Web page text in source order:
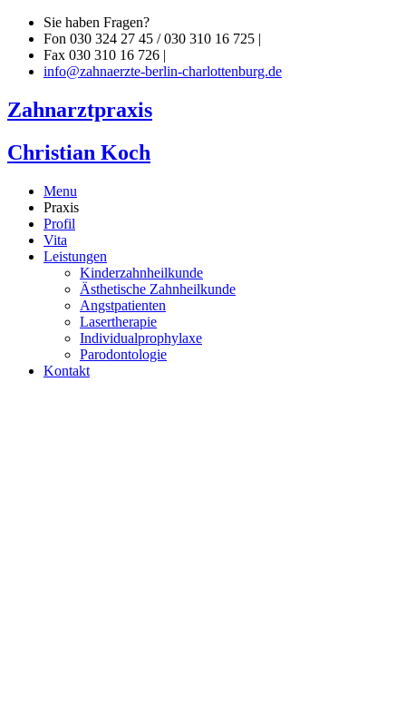
Sie haben Fragen?
Fon 030 324 27 45 / 030 310 16 725 |
Fax 030 310 16 726 |
info@zahnaerzte-berlin-charlottenburg.de
Zahnarztpraxis
Christian Koch
Menu
Praxis
Profil
Vita
Leistungen
Kinderzahnheilkunde
Ästhetische Zahnheilkunde
Angstpatienten
Lasertherapie
Individualprophylaxe
Parodontologie
Kontakt